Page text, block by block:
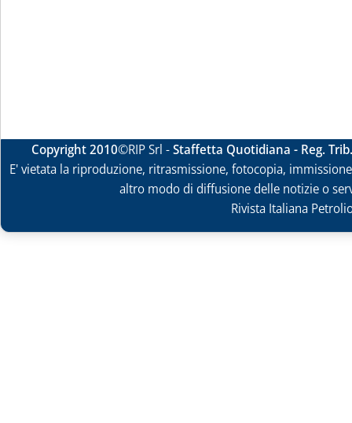
Copyright 2010©RIP Srl -Staffetta Quotidiana - Reg.
E' vietata la riproduzione, ritrasmissione, fotocopia,
altro modo di diffusione delle notizie o
Rivista Italiana